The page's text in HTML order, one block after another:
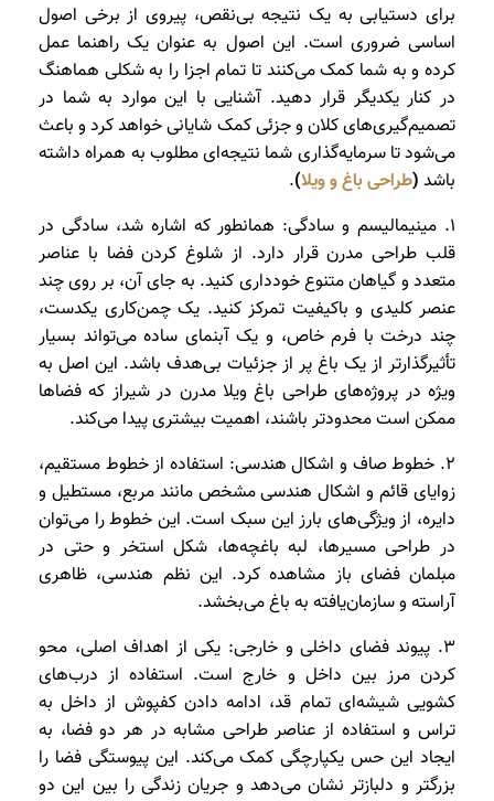
برای دستیابی به یک نتیجه بی‌نقص، پیروی از برخی اصول
اساسی ضروری است. این اصول به عنوان یک راهنما عمل
کرده و به شما کمک می‌کنند تا تمام اجزا را به شکلی هماهنگ
در کنار یکدیگر قرار دهید. آشنایی با این موارد به شما در
تصمیم‌گیری‌های کلان و جزئی کمک شایانی خواهد کرد و باعث
می‌شود تا سرمایه‌گذاری شما نتیجه‌ای مطلوب به همراه داشته
باشد (طراحی باغ و ویلا)
.
1. مینیمالیسم و سادگی: همانطور که اشاره شد، سادگی در
قلب طراحی مدرن قرار دارد. از شلوغ کردن فضا با عناصر
متعدد و گیاهان متنوع خودداری کنید. به جای آن، بر روی چند
عنصر کلیدی و باکیفیت تمرکز کنید. یک چمن‌کاری یکدست،
چند درخت با فرم خاص، و یک آبنمای ساده می‌تواند بسیار
تأثیرگذارتر از یک باغ پر از جزئیات بی‌هدف باشد. این اصل به
ویژه در پروژه‌های طراحی باغ ویلا مدرن در شیراز که فضاها
ممکن است محدودتر باشند، اهمیت بیشتری پیدا می‌کند.
2. خطوط صاف و اشکال هندسی: استفاده از خطوط مستقیم،
زوایای قائم و اشکال هندسی مشخص مانند مربع، مستطیل و
دایره، از ویژگی‌های بارز این سبک است. این خطوط را می‌توان
در طراحی مسیرها، لبه باغچه‌ها، شکل استخر و حتی در
مبلمان فضای باز مشاهده کرد. این نظم هندسی، ظاهری
آراسته و سازمان‌یافته به باغ می‌بخشد.
3. پیوند فضای داخلی و خارجی: یکی از اهداف اصلی، محو
کردن مرز بین داخل و خارج است. استفاده از درب‌های
کشویی شیشه‌ای تمام قد، ادامه دادن کفپوش از داخل به
تراس و استفاده از عناصر طراحی مشابه در هر دو فضا، به
ایجاد این حس یکپارچگی کمک می‌کند. این پیوستگی فضا را
بزرگتر و دلبازتر نشان می‌دهد و جریان زندگی را بین این دو